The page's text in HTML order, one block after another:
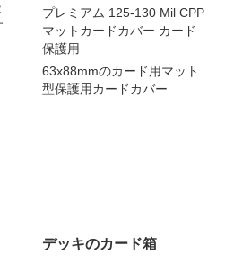
プレミアム 125-130 Mil CPP
マットカードカバー カード
保護用
63x88mmのカード用マット
型保護用カードカバー
デッキのカード箱